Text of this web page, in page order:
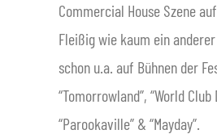
Commercial House Szene
Fleißig wie kaum ein
schon u.a. auf Bühnen der
“Tomorrowland”, “World Club
“Parookaville” & “Mayday”.